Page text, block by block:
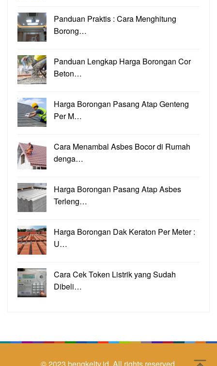
Panduan Praktis : Cara Menghitung
Borong…
Panduan Lengkap Harga Borongan Cor
Beton…
Harga Borongan Pasang Atap Genteng
Per M…
Cara Menambal Asbes Bocor di Rumah
denga…
Harga Borongan Pasang Atap Asbes
Terleng…
Harga Borongan Dak Keraton Per Meter :
U…
Cara Cek Token Listrik yang Sudah
Dibeli…
© 2023 bengkeltv.id. All rights reserved.